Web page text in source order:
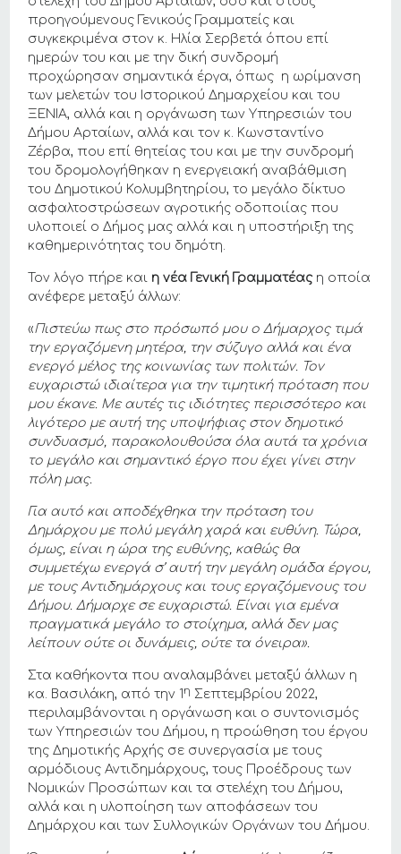
προηγούμενους Γενικούς Γραμματείς και
συγκεκριμένα στον κ. Ηλία Σερβετά όπου επί
ημερών του και με την δική συνδρομή
προχώρησαν σημαντικά έργα, όπως η ωρίμανση
των μελετών του Ιστορικού Δημαρχείου και του
ΞΕΝΙΑ, αλλά και η οργάνωση των Υπηρεσιών του
Δήμου Αρταίων, αλλά και τον κ. Κωνσταντίνο
Ζέρβα, που επί θητείας του και με την συνδρομή
του δρομολογήθηκαν η ενεργειακή αναβάθμιση
του Δημοτικού Κολυμβητηρίου, το μεγάλο δίκτυο
ασφαλτοστρώσεων αγροτικής οδοποιίας που
υλοποιεί ο Δήμος μας αλλά και η υποστήριξη της
καθημερινότητας του δημότη.
Τον λόγο πήρε και η νέα Γενική Γραμματέαςη οποία
ανέφερε μεταξύ άλλων:
«Πιστεύω πως στο πρόσωπό μου ο Δήμαρχος τιμά
την εργαζόμενη μητέρα, την σύζυγο αλλά και ένα
ενεργό μέλος της κοινωνίας των πολιτών. Τον
ευχαριστώ ιδιαίτερα για την τιμητική πρόταση που
μου έκανε. Με αυτές τις ιδιότητες περισσότερο και
λιγότερο με αυτή της υποψήφιας στον δημοτικό
συνδυασμό, παρακολουθούσα όλα αυτά τα χρόνια
το μεγάλο και σημαντικό έργο που έχει γίνει στην
πόλη μας.
Για αυτό και αποδέχθηκα την πρόταση του
Δημάρχου με πολύ μεγάλη χαρά και ευθύνη. Τώρα,
όμως, είναι η ώρα της ευθύνης, καθώς θα
συμμετέχω ενεργά σ’ αυτή την μεγάλη ομάδα έργου,
με τους Αντιδημάρχους και τους εργαζόμενους του
Δήμου. Δήμαρχε σε ευχαριστώ. Είναι για εμένα
πραγματικά μεγάλο το στοίχημα, αλλά δεν μας
λείπουν ούτε οι δυνάμεις, ούτε τα όνειρα».
Στα καθήκοντα που αναλαμβάνει μεταξύ άλλων η
κα. Βασιλάκη, από την 1 η Σεπτεμβρίου 2022,
περιλαμβάνονται η οργάνωση και ο συντονισμός
των Υπηρεσιών του Δήμου, η προώθηση του έργου
της Δημοτικής Αρχής σε συνεργασία με τους
αρμόδιους Αντιδημάρχους, τους Προέδρους των
Νομικών Προσώπων και τα στελέχη του Δήμου,
αλλά και η υλοποίηση των αποφάσεων του
Δημάρχου και των Συλλογικών Οργάνων του Δήμου.